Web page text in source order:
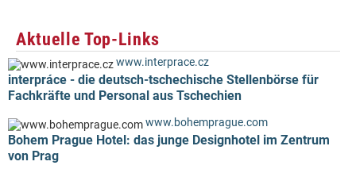
Aktuelle Top-Links
www.interprace.cz
interpráce - die deutsch-tschechische Stellenbörse für
Fachkräfte und Personal aus Tschechien
www.bohemprague.com
Bohem Prague Hotel: das junge Designhotel im Zentrum
von Prag